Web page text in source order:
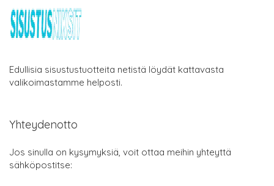
Edullisia sisustustuotteita netistä löydät kattavasta
valikoimastamme helposti.
Yhteydenotto
Jos sinulla on kysymyksiä, voit ottaa meihin yhteyttä
sähköpostitse: